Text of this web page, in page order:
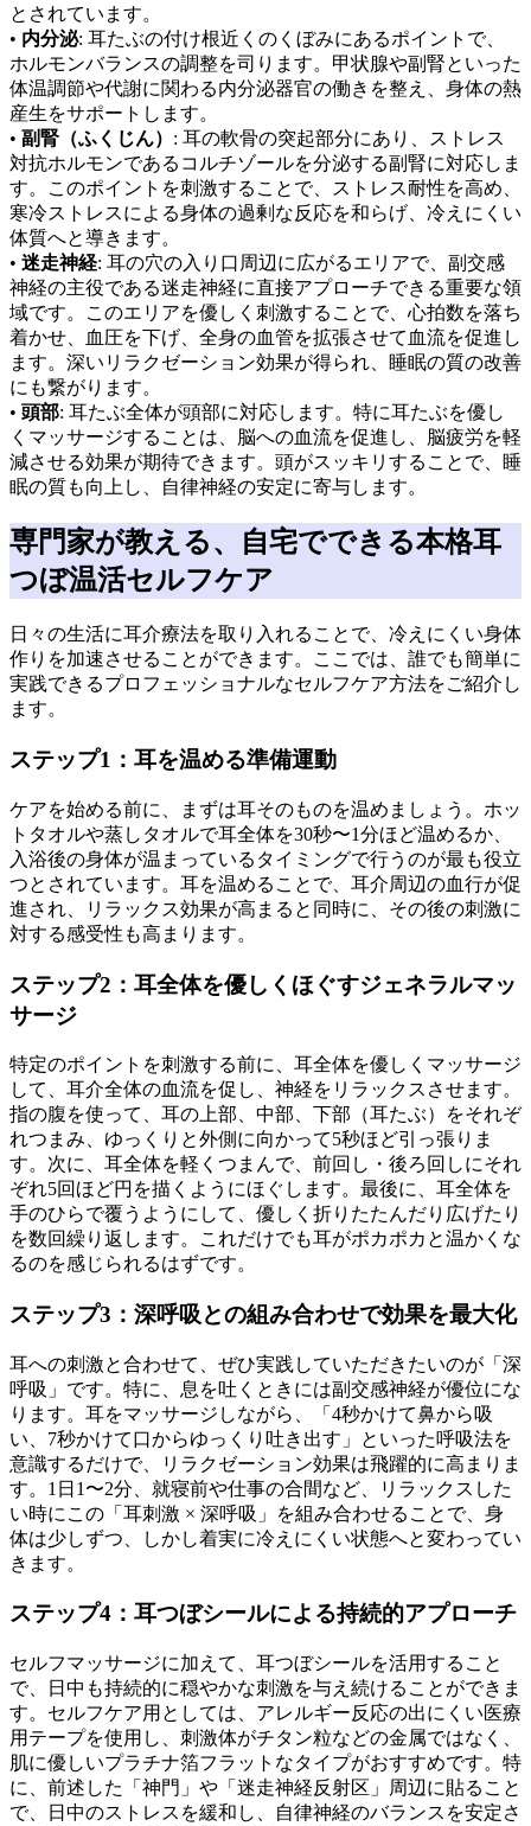
とされています。
• 内分泌: 耳たぶの付け根近くのくぼみにあるポイントで、
ホルモンバランスの調整を司ります。甲状腺や副腎といった
体温調節や代謝に関わる内分泌器官の働きを整え、身体の熱
産生をサポートします。
• 副腎（ふくじん） : 耳の軟骨の突起部分にあり、ストレス
対抗ホルモンであるコルチゾールを分泌する副腎に対応しま
す。このポイントを刺激することで、ストレス耐性を高め、
寒冷ストレスによる身体の過剰な反応を和らげ、冷えにくい
体質へと導きます。
• 迷走神経: 耳の穴の入り口周辺に広がるエリアで、副交感
神経の主役である迷走神経に直接アプローチできる重要な領
域です。このエリアを優しく刺激することで、心拍数を落ち
着かせ、血圧を下げ、全身の血管を拡張させて血流を促進し
ます。深いリラクゼーション効果が得られ、睡眠の質の改善
にも繋がります。
• 頭部: 耳たぶ全体が頭部に対応します。特に耳たぶを優し
くマッサージすることは、脳への血流を促進し、脳疲労を軽
減させる効果が期待できます。頭がスッキリすることで、睡
眠の質も向上し、自律神経の安定に寄与します。
専門家が教える、自宅でできる本格耳
つぼ温活セルフケア
日々の生活に耳介療法を取り入れることで、冷えにくい身体
作りを加速させることができます。ここでは、誰でも簡単に
実践できるプロフェッショナルなセルフケア方法をご紹介し
ます。
ステップ1：耳を温める準備運動
ケアを始める前に、まずは耳そのものを温めましょう。ホッ
トタオルや蒸しタオルで耳全体を30秒〜1分ほど温めるか、
入浴後の身体が温まっているタイミングで行うのが最も役立
つとされています。耳を温めることで、耳介周辺の血行が促
進され、リラックス効果が高まると同時に、その後の刺激に
対する感受性も高まります。
ステップ2：耳全体を優しくほぐすジェネラルマッ
サージ
特定のポイントを刺激する前に、耳全体を優しくマッサージ
して、耳介全体の血流を促し、神経をリラックスさせます。
指の腹を使って、耳の上部、中部、下部（耳たぶ）をそれぞ
れつまみ、ゆっくりと外側に向かって5秒ほど引っ張りま
す。次に、耳全体を軽くつまんで、前回し・後ろ回しにそれ
ぞれ5回ほど円を描くようにほぐします。最後に、耳全体を
手のひらで覆うようにして、優しく折りたたんだり広げたり
を数回繰り返します。これだけでも耳がポカポカと温かくな
るのを感じられるはずです。
ステップ3：深呼吸との組み合わせで効果を最大化
耳への刺激と合わせて、ぜひ実践していただきたいのが「深
呼吸」です。特に、息を吐くときには副交感神経が優位にな
ります。耳をマッサージしながら、「4秒かけて鼻から吸
い、7秒かけて口からゆっくり吐き出す」といった呼吸法を
意識するだけで、リラクゼーション効果は飛躍的に高まりま
す。1日1〜2分、就寝前や仕事の合間など、リラックスした
い時にこの「耳刺激 × 深呼吸」を組み合わせることで、身
体は少しずつ、しかし着実に冷えにくい状態へと変わってい
きます。
ステップ4：耳つぼシールによる持続的アプローチ
セルフマッサージに加えて、耳つぼシールを活用すること
で、日中も持続的に穏やかな刺激を与え続けることができま
す。セルフケア用としては、アレルギー反応の出にくい医療
用テープを使用し、刺激体がチタン粒などの金属ではなく、
肌に優しいプラチナ箔フラットなタイプがおすすめです。特
に、前述した「神門」や「迷走神経反射区」周辺に貼ること
で、日中のストレスを緩和し、自律神経のバランスを安定さ